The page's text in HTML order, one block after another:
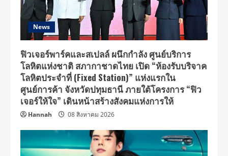
News
ฟิวเจอร์พาร์คและสเปลล์ ผนึกกำลัง ศูนย์บริการ
โลหิตแห่งชาติ สภากาชาดไทย เปิด “ห้องรับบริจาค
โลหิตประจำที่ (Fixed Station)” แห่งแรกใน
ศูนย์การค้า จังหวัดปทุมธานี ภายใต้โครงการ “ฟิว
เจอร์ให้ใจ” เดินหน้าสร้างสังคมแห่งการให้
Hannah 08 สิงหาคม 2026